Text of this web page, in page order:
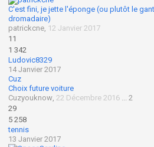
C'est fini, je jette l'éponge (ou plutôt le
dromadaire)
patrickcne, 12 Janvier 2017
11
1 342
Ludovic8329
14 Janvier 2017
Cuz
Choix future voiture
Cuzyouknow,22 Décembre 2016 ... 2
29
5 258
tennis
13 Janvier 2017